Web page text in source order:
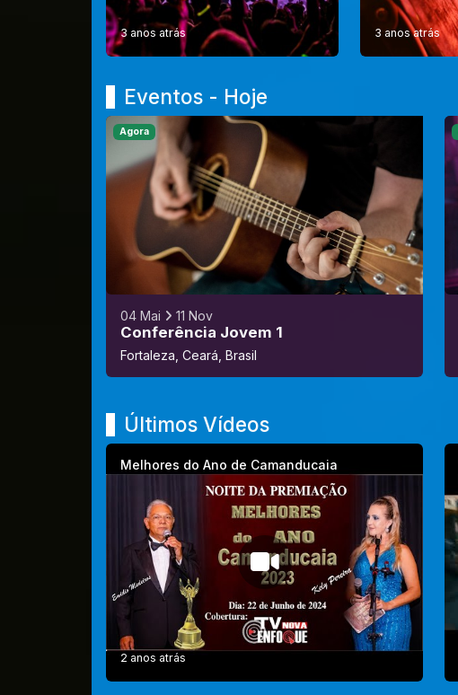
3 anos atrás 3 anos atrás
Eventos - Hoje
04 Mai 11 Nov
Conferência Jovem 1
Fortaleza, Ceará, Brasil
Agora
Últimos Vídeos
Melhores do Ano de Camanducaia
2 anos atrás